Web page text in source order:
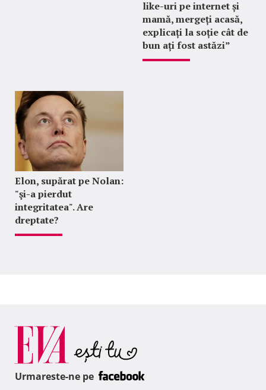
like-uri pe internet și
mamă, mergeți acasă,
explicați la soție cât de
bun ați fost astăzi”
Elon, supărat pe Nolan:
"şi-a pierdut
integritatea". Are
dreptate?
Urmareste-ne pe